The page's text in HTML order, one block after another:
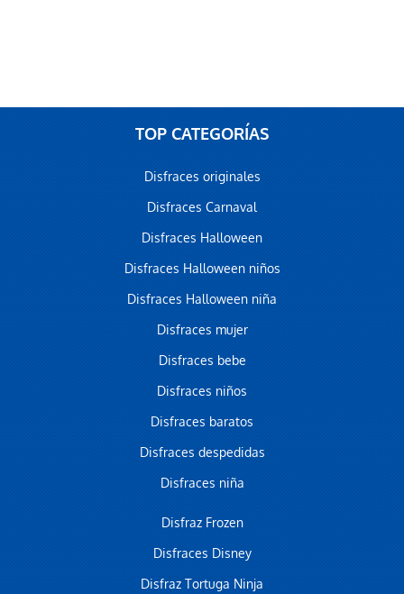
TOP CATEGORÍAS
Disfraces originales
Disfraces Carnaval
Disfraces Halloween
Disfraces Halloween niños
Disfraces Halloween niña
Disfraces mujer
Disfraces bebe
Disfraces niños
Disfraces baratos
Disfraces despedidas
Disfraces niña
Disfraz Frozen
Disfraces Disney
Disfraz Tortuga Ninja